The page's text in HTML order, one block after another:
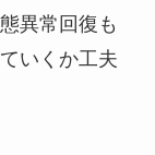
異常回復も
いくか工夫